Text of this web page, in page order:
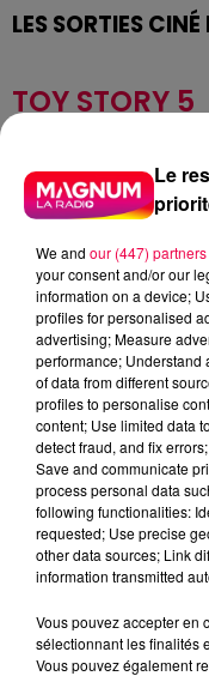
LES SORTIES
TOY STORY 5
Buzz, Woody,
leur travail remis
que ce qui obsède
DEVIENS
AvecManu Payet,
Mathias est prof et
dans le collège de
apprend que sa
d’inscrits. Il décide
Allemagne pour
langue et pour le
responsable du
que Mathias est
ne parle pas un
Le
We and our (447) partners
your consent and/or our
information on a device;
profiles for personalised
advertising; Measure
performance; Understand
of data from different
profiles to personalise
content; Use limited data
detect fraud, and fix
Save and communicate
process personal data
following functionalities:
requested; Use precise
other data sources; Link
information transmitted
Vous pouvez accepter en
sélectionnant les finalités
Vous pouvez également